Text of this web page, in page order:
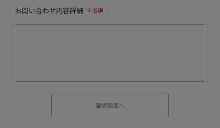
お問い合わせ内容詳細